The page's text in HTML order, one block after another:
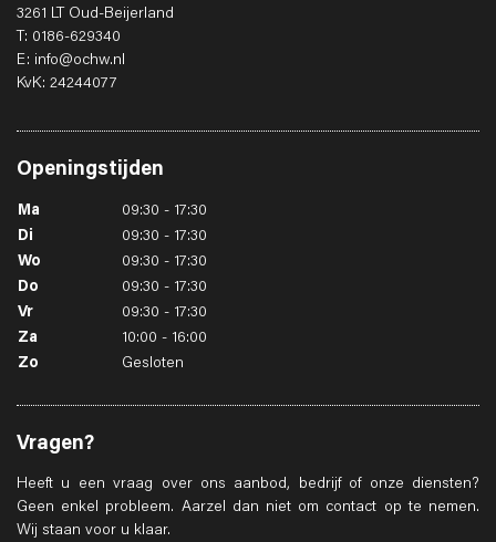
3261 LT Oud-Beijerland
T: 0186-629340
E: info@ochw.nl
KvK: 24244077
Openingstijden
Ma
09:30 - 17:30
Di
09:30 - 17:30
Wo
09:30 - 17:30
Do
09:30 - 17:30
Vr
09:30 - 17:30
Za
10:00 - 16:00
Zo
Gesloten
Vragen?
Heeft u een vraag over ons aanbod, bedrijf of onze diensten?
Geen enkel probleem. Aarzel dan niet om contact op te nemen.
Wij staan voor u klaar.